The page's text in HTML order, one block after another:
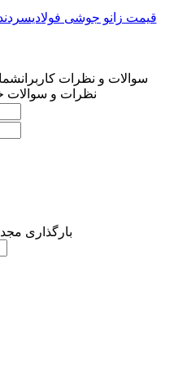
قیمت زانو جوشی فولادی
سوالات و نظرات کاربرانشما
نظرات و سوالات
بارگذاری